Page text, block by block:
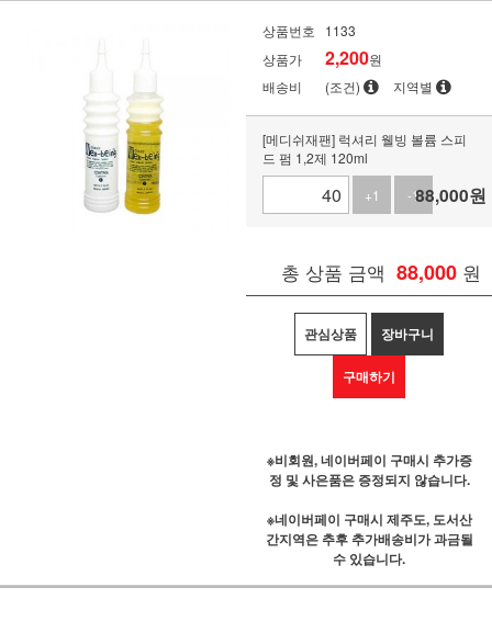
상품번호
1133
상품가
2,200원
배송비
(조건) 지역별
[메디쉬재팬] 럭셔리 웰빙 볼륨 스피
드 펌 1,2제 120ml
+1
-188,000원
총 상품 금액 88,000 원
관심상품 장바구니
구매하기
※비회원, 네이버페이 구매시 추가증
정 및 사은품은 증정되지 않습니다.
※네이버페이 구매시 제주도, 도서산
간지역은 추후 추가배송비가 과금될
수 있습니다.